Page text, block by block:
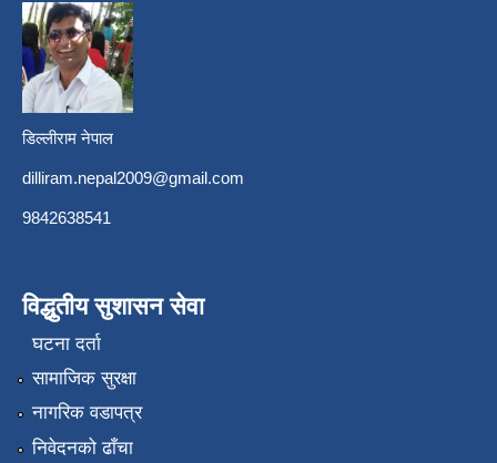
डिल्लीराम नेपाल
dilliram.nepal2009@gmail.com
9842638541
विद्धुतीय सुशासन सेवा
घटना दर्ता
सामाजिक सुरक्षा
नागरिक वडापत्र
निवेदनको ढाँचा